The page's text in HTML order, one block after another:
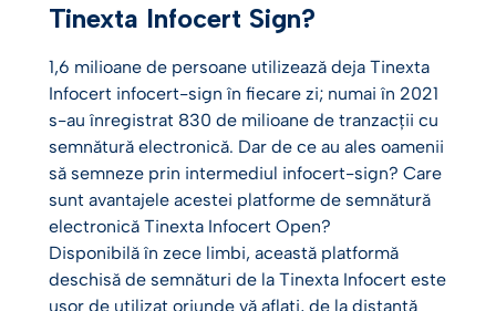
juridice
Tinexta Infocert Sign?
1,6 milioane de persoane utilizează deja Tinexta
Infocert infocert-sign în fiecare zi; numai în 2021
s-au înregistrat 830 de milioane de tranzacții cu
semnătură electronică. Dar de ce au ales oamenii
să semneze prin intermediul infocert-sign? Care
sunt avantajele acestei platforme de semnătură
electronică Tinexta Infocert Open?
Disponibilă în zece limbi, această platformă
deschisă de semnături de la Tinexta Infocert este
ușor de utilizat oriunde vă aflați, de la distanță